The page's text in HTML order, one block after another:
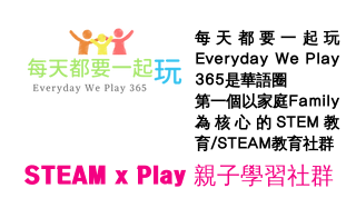
每天都要一起玩
Everyday We Play
365是華語圈
第一個以家庭Family
為核心的STEM教
育/STEAM教育社群
STEAM x Play 親子學習社群